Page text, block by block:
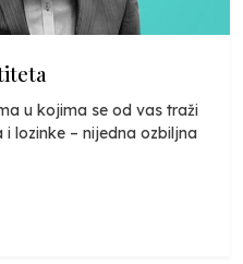
u kojima se od vas traži
lozinke – nijedna ozbiljna